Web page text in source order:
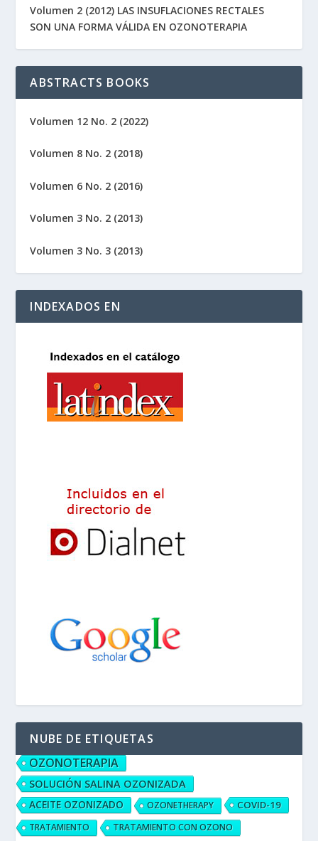
Volumen 2 (2012) LAS INSUFLACIONES RECTALES
SON UNA FORMA VÁLIDA EN OZONOTERAPIA
ABSTRACTS BOOKS
Volumen 12 No. 2 (2022)
Volumen 8 No. 2 (2018)
Volumen 6 No. 2 (2016)
Volumen 3 No. 2 (2013)
Volumen 3 No. 3 (2013)
INDEXADOS EN
NUBE DE ETIQUETAS
OZONOTERAPIA
SOLUCIÓN SALINA OZONIZADA
ACEITE OZONIZADO OZONETHERAPY COVID-19
TRATAMIENTO
TRATAMIENTO CON OZONO